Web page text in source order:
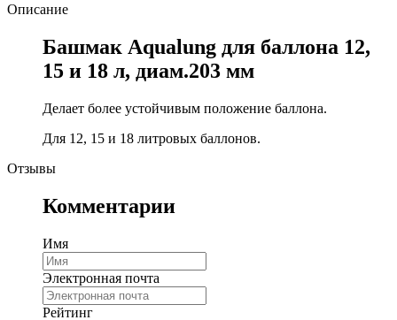
Описание
Башмак Aqualung для баллона 12,
15 и 18 л, диам.203 мм
Делает более устойчивым положение баллона.
Для 12, 15 и 18 литровых баллонов.
Отзывы
Комментарии
Имя
Электронная почта
Рейтинг